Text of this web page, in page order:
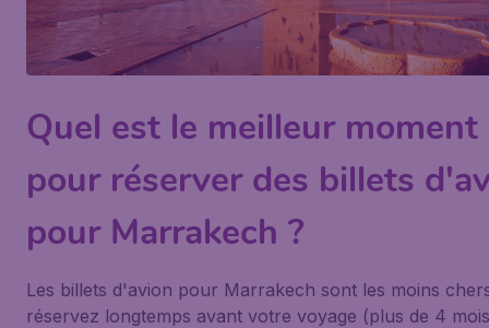
Quel est le meilleur moment
pour réserver des billets
pour Marrakech ?
Les billets d'avion pour Marrakech sont les moins
réservez longtemps avant votre voyage (plus de 4